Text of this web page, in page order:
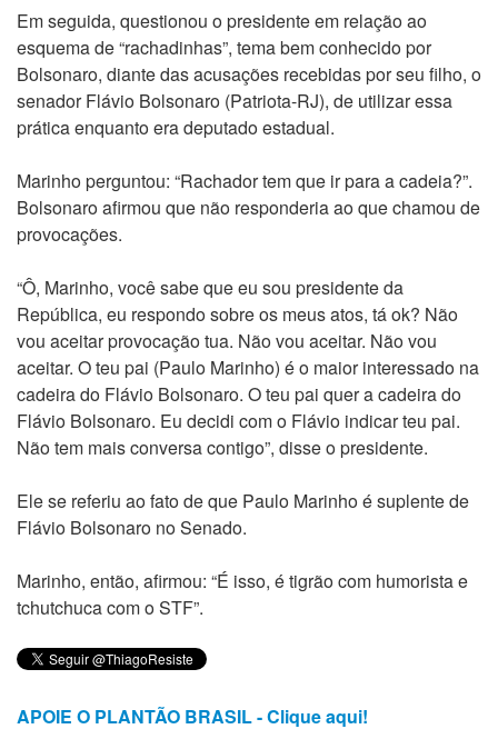
Em seguida, questionou o presidente em relação ao
esquema de “rachadinhas”, tema bem conhecido por
Bolsonaro, diante das acusações recebidas por seu filho, o
senador Flávio Bolsonaro (Patriota-RJ), de utilizar essa
prática enquanto era deputado estadual.
Marinho perguntou: “Rachador tem que ir para a cadeia?”.
Bolsonaro afirmou que não responderia ao que chamou de
provocações.
“Ô, Marinho, você sabe que eu sou presidente da
República, eu respondo sobre os meus atos, tá ok? Não
vou aceitar provocação tua. Não vou aceitar. Não vou
aceitar. O teu pai (Paulo Marinho) é o maior interessado na
cadeira do Flávio Bolsonaro. O teu pai quer a cadeira do
Flávio Bolsonaro. Eu decidi com o Flávio indicar teu pai.
Não tem mais conversa contigo”, disse o presidente.
Ele se referiu ao fato de que Paulo Marinho é suplente de
Flávio Bolsonaro no Senado.
Marinho, então, afirmou: “É isso, é tigrão com humorista e
tchutchuca com o STF”.
APOIE O PLANTÃO BRASIL - Clique aqui!